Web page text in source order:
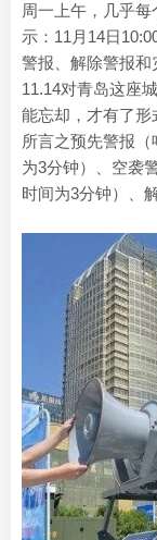
周一上午，几乎
示：11月14日
警报、解除警报和
11.14对青岛这座
能忘却，才有了
所言之预先警报
为3分钟）、空袭
时间为3分钟）、